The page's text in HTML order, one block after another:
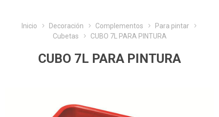
Inicio Decoración Complementos
Para pintar
Cubetas
CUBO 7L PARA PINTURA
CUBO 7L PARA PINTURA